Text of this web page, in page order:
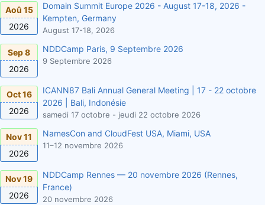
Aoû 15
2026
Domain Summit Europe 2026 - August 17-18, 2026 -
Kempten, Germany
August 17-18, 2026
Sep 8
2026
NDDCamp Paris, 9 Septembre 2026
9 Septembre 2026
Oct 16
2026
ICANN87 Bali Annual General Meeting | 17 - 22 octobre
2026 | Bali, Indonésie
samedi 17 octobre - jeudi 22 octobre 2026
Nov 11
2026
NamesCon and CloudFest USA, Miami, USA
11–12 novembre 2026
Nov 19
2026
NDDCamp Rennes — 20 novembre 2026 (Rennes,
France)
20 novembre 2026